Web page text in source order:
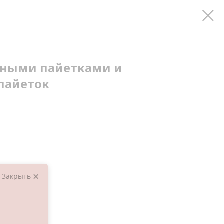
пайетками и
Закрыть